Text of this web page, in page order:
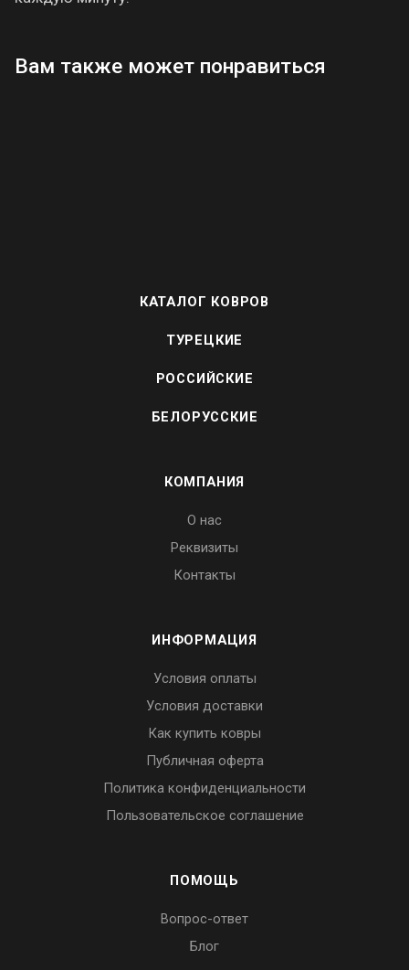
Вам также может понравиться
КАТАЛОГ КОВРОВ
ТУРЕЦКИЕ
РОССИЙСКИЕ
БЕЛОРУССКИЕ
КОМПАНИЯ
О нас
Реквизиты
Контакты
ИНФОРМАЦИЯ
Условия оплаты
Условия доставки
Как купить ковры
Публичная оферта
Политика конфиденциальности
Пользовательское соглашение
ПОМОЩЬ
Вопрос-ответ
Блог